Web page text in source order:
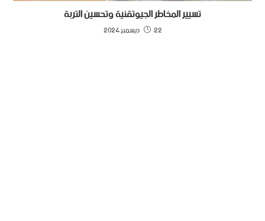
تسيير المخاطر الجيوتقنية وتحسين التربة
22 ديسمبر 2024